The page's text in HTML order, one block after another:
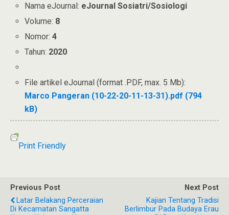
Nama eJournal: eJournal Sosiatri/Sosiologi
Volume: 8
Nomor:4
Tahun: 2020
File artikel eJournal (format .PDF, max. 5 Mb):
Marco Pangeran (10-22-20-11-13-31).pdf (794
kB)
Print Friendly
Previous Post
Latar Belakang Perceraian
Di Kecamatan Sangatta
Next Post
Kajian Tentang Tradisi
Berlimbur Pada Budaya Erau